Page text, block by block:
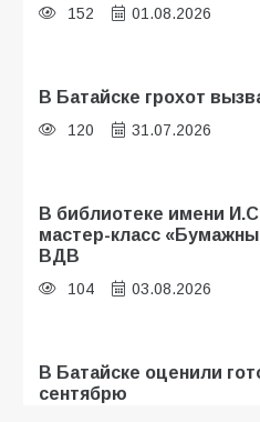
152 01.08.2026
В Батайске грохот
120 31.07.2026
В библиотеке имени
мастер-класс
ВДВ
104 03.08.2026
В Батайске оценили
сентябрю